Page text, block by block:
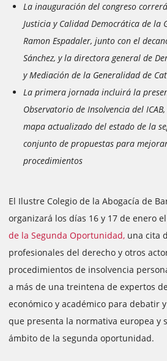
La inauguración del congreso
Justicia y Calidad Democrática de la
Ramon Espadaler, junto con el
Sánchez, y la directora general de
y Mediación de la Generalidad de
La primera jornada incluirá la
Observatorio de Insolvencia del
mapa actualizado del estado de la
conjunto de propuestas para
procedimientos
El Ilustre Colegio de la Abogacía de
organizará los días 16 y 17 de enero el
de la Segunda Oportunidad, una cita
profesionales del derecho y otros
procedimientos de insolvencia
a más de una treintena de expertos
económico y académico para debatir
que presenta la normativa europea y
ámbito de la segunda oportunidad.